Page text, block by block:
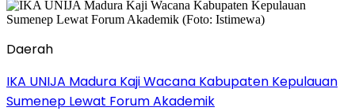
Daerah
IKA UNIJA Madura Kaji Wacana Kabupaten Kepulauan
Sumenep Lewat Forum Akademik